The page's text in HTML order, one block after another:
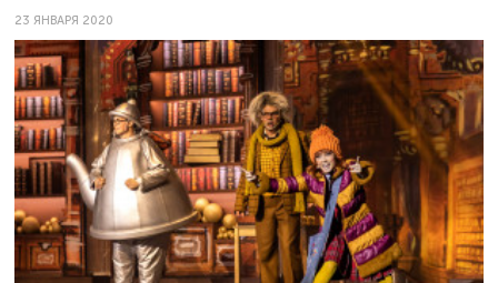
23 ЯНВАРЯ 2020